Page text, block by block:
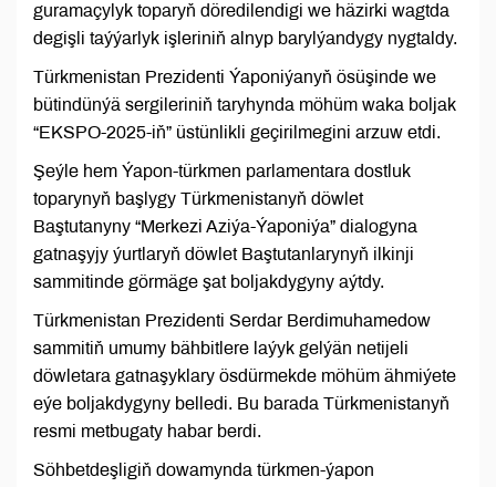
guramaçylyk toparyň döredilendigi we häzirki wagtda
degişli taýýarlyk işleriniň alnyp barylýandygy nygtaldy.
Türkmenistan Prezidenti Ýaponiýanyň ösüşinde we
bütindünýä sergileriniň taryhynda möhüm waka boljak
“EKSPO-2025-iň” üstünlikli geçirilmegini arzuw etdi.
Şeýle hem Ýapon-türkmen parlamentara dostluk
toparynyň başlygy Türkmenistanyň döwlet
Baştutanyny “Merkezi Aziýa-Ýaponiýa” dialogyna
gatnaşyjy ýurtlaryň döwlet Baştutanlarynyň ilkinji
sammitinde görmäge şat boljakdygyny aýtdy.
Türkmenistan Prezidenti Serdar Berdimuhamedow
sammitiň umumy bähbitlere laýyk gelýän netijeli
döwletara gatnaşyklary ösdürmekde möhüm ähmiýete
eýe boljakdygyny belledi. Bu barada Türkmenistanyň
resmi metbugaty habar berdi.
Söhbetdeşligiň dowamynda türkmen-ýapon